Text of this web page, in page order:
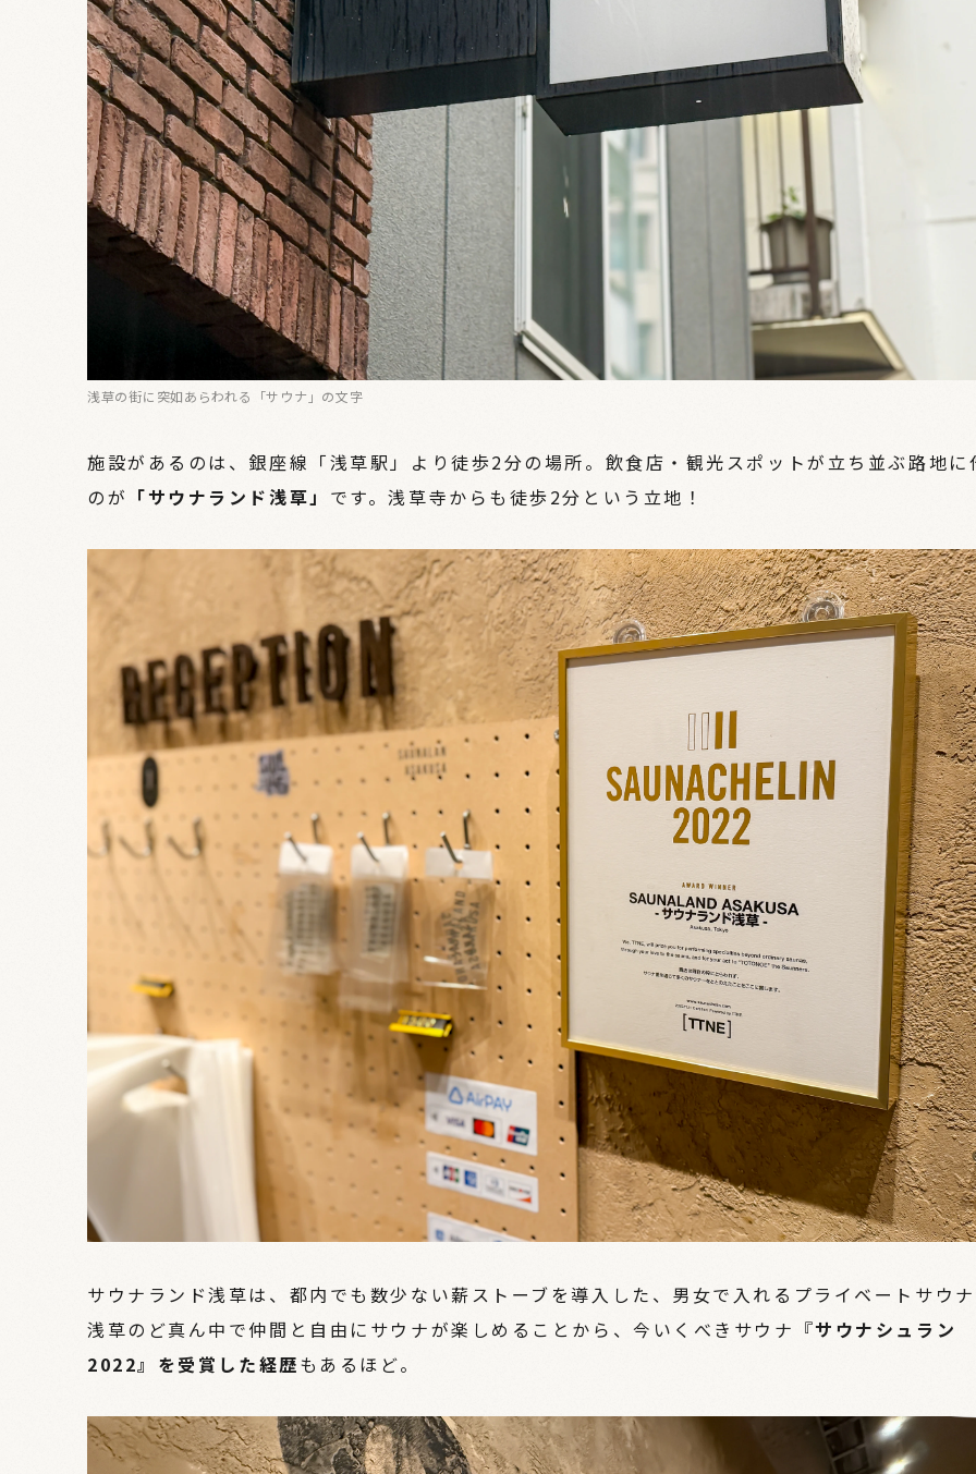
浅草の街に突如あらわれる「サウナ」の文字
施設があるのは、銀座線「浅草駅」より徒歩2分の場所。飲食店・観光スポットが立ち並ぶ路地に
のが 「サウナランド浅草」 です。浅草寺からも徒歩2分という立地！
サウナランド浅草は、都内でも数少ない薪ストーブを導入した、男女で入れるプライベートサウ
浅草のど真ん中で仲間と自由にサウナが楽しめることから、今いくべきサウナ『サウナシュラン
2022』を受賞した経歴もあるほど。